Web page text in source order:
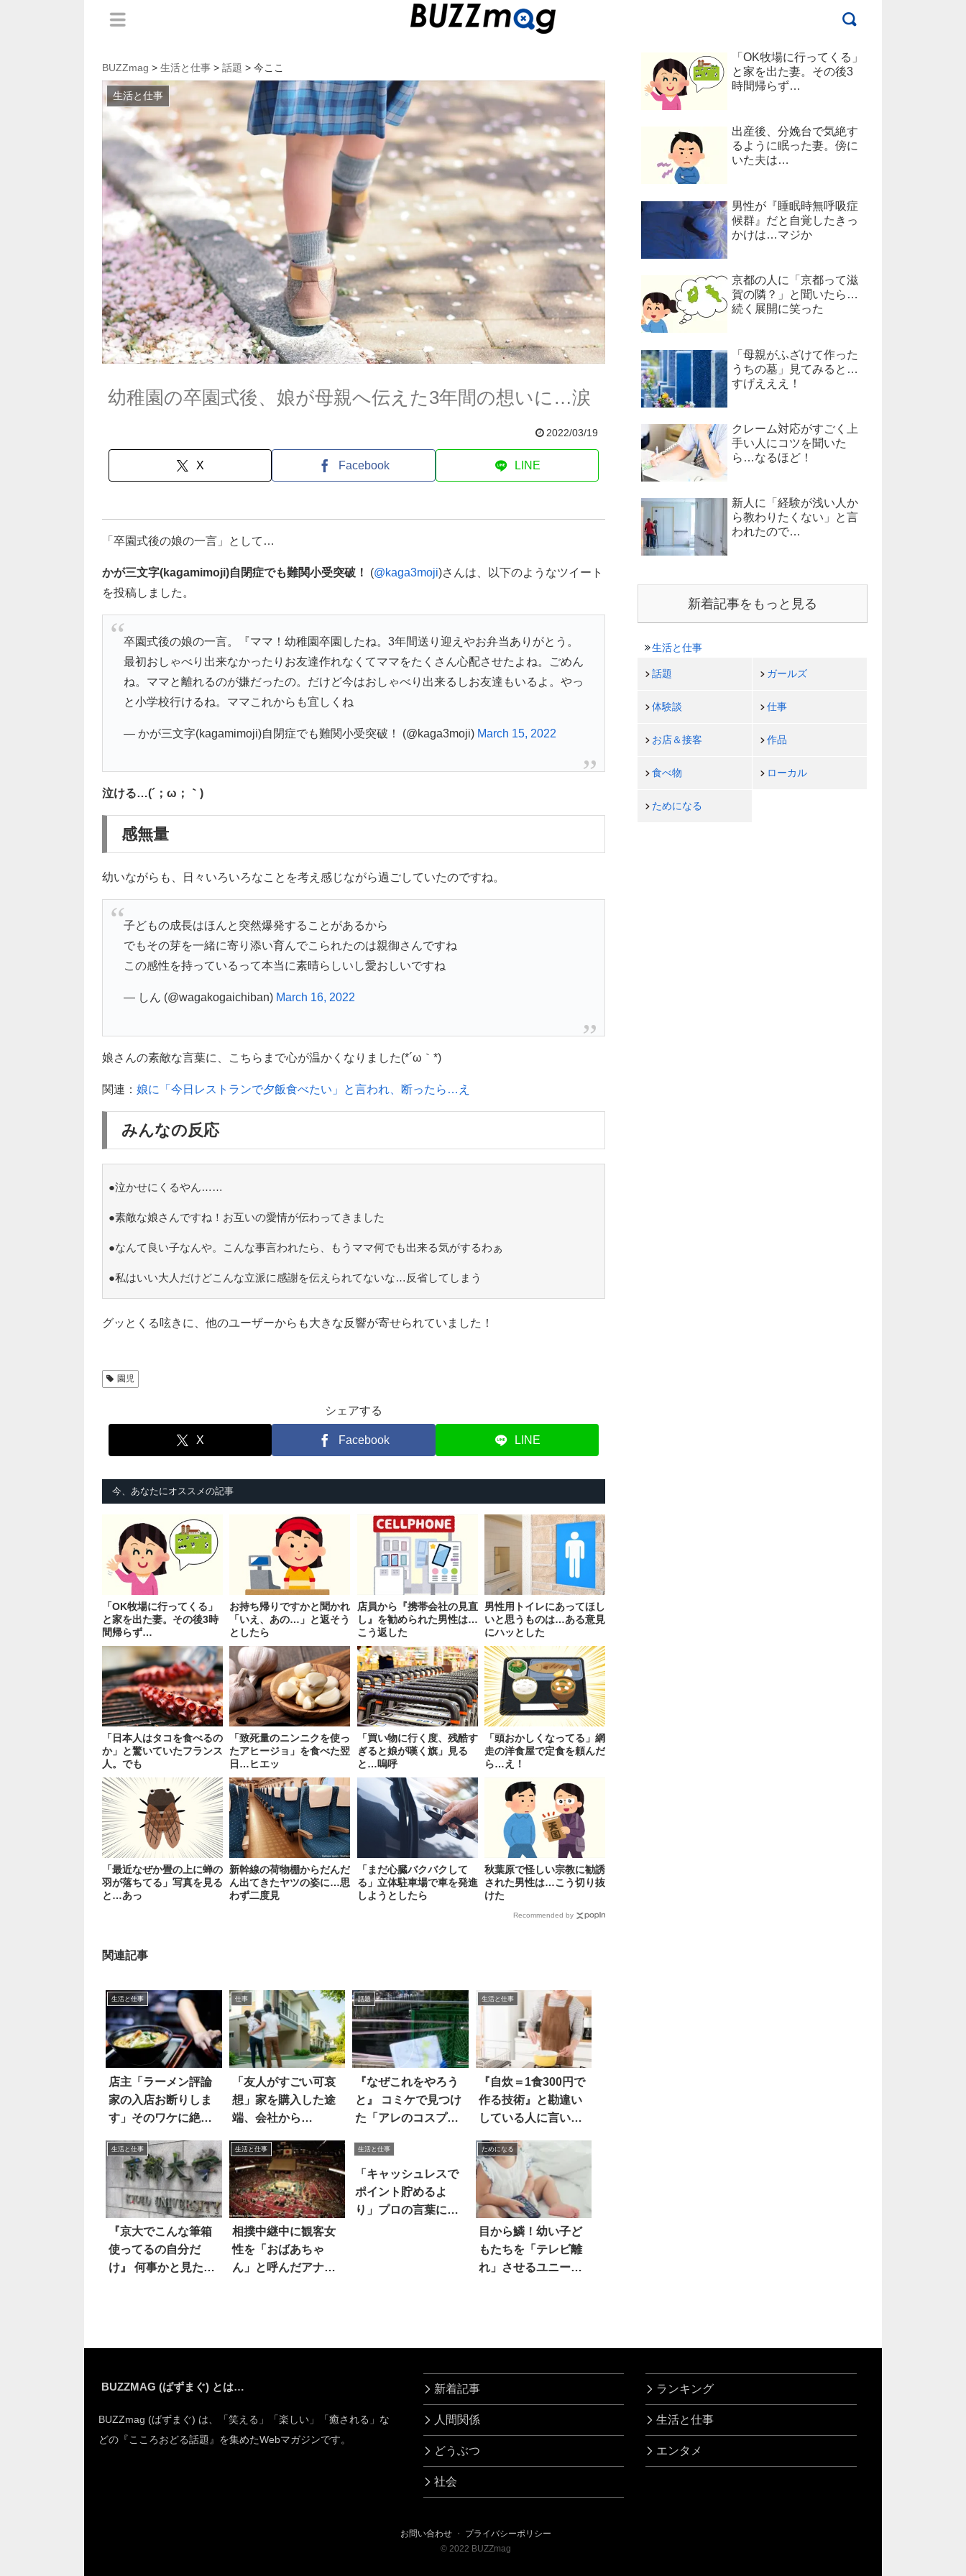
BUZZmag > 生活と仕事 > 話題 > 今ここ
生活と仕事
幼稚園の卒園式後、娘が母親へ伝えた3年間の想いに…涙
2022/03/19
X Facebook LINE
「卒園式後の娘の一言」として…
かが三文字(kagamimoji)自閉症でも難関小受突破！ (@kaga3moji)さんは、以下のようなツイート
を投稿しました。
卒園式後の娘の一言。『ママ！幼稚園卒園したね。3年間送り迎えやお弁当ありがとう。
最初おしゃべり出来なかったりお友達作れなくてママをたくさん心配させたよね。ごめん
ね。ママと離れるのが嫌だったの。だけど今はおしゃべり出来るしお友達もいるよ。やっ
と小学校行けるね。ママこれからも宜しくね
— かが三文字(kagamimoji)自閉症でも難関小受突破！ (@kaga3moji) March 15, 2022
泣ける…(´；ω；｀)
感無量
幼いながらも、日々いろいろなことを考え感じながら過ごしていたのですね。
子どもの成長はほんと突然爆発することがあるから
でもその芽を一緒に寄り添い育んでこられたのは親御さんですね
この感性を持っているって本当に素晴らしいし愛おしいですね
— しん (@wagakogaichiban) March 16, 2022
娘さんの素敵な言葉に、こちらまで心が温かくなりました(*´ω｀*)
関連： 娘に「今日レストランで夕飯食べたい」と言われ、断ったら…え
みんなの反応
●泣かせにくるやん……
●素敵な娘さんですね！お互いの愛情が伝わってきました
●なんて良い子なんや。こんな事言われたら、もうママ何でも出来る気がするわぁ
●私はいい大人だけどこんな立派に感謝を伝えられてないな…反省してしまう
グッとくる呟きに、他のユーザーからも大きな反響が寄せられていました！
園児
シェアする
X Facebook LINE
今、あなたにオススメの記事
「OK牧場に行ってくる」
と家を出た妻。その後3時
間帰らず…
お持ち帰りですかと聞かれ
「いえ、あの…」と返そう
としたら
店員から『携帯会社の見直
し』を勧められた男性は…
こう返した
男性用トイレにあってほし
いと思うものは…ある意見
にハッとした
「日本人はタコを食べるの
か」と驚いていたフランス
人。でも
「致死量のニンニクを使っ
たアヒージョ」を食べた翌
日…ヒエッ
「買い物に行く度、残酷す
ぎると娘が嘆く旗」見る
と…嗚呼
「頭おかしくなってる」網
走の洋食屋で定食を頼んだ
ら…え！
「最近なぜか畳の上に蝉の
羽が落ちてる」写真を見る
と…あっ
新幹線の荷物棚からだんだ
ん出てきたヤツの姿に…思
わず二度見
「まだ心臓バクバクして
る」立体駐車場で車を発進
しようとしたら
秋葉原で怪しい宗教に勧誘
された男性は…こう切り抜
けた
Recommended by
関連記事
生活と仕事
店主「ラーメン評論
家の入店お断りしま
す」そのワケに絶句
仕事
「友人がすごい可哀
想」家を購入した途
端、会社から…
話題
『なぜこれをやろう
と』 コミケで見つけ
た「アレのコスプ
た！
生活と仕事
『自炊＝1食300円で
作る技術』と勘違い
している人に言いた
生活と仕事
『京大でこんな筆箱
使ってるの自分だ
け』 何事かと見た
生活と仕事
相撲中継中に観客女
性を「おばあちゃ
ん」と呼んだアナ。
生活と仕事
「キャッシュレスで
ポイント貯めるよ
り」プロの言葉にハ
ためになる
目から鱗！幼い子ど
もたちを「テレビ離
れ」させるユニーク
「OK牧場に行ってくる」
と家を出た妻。その後3
時間帰らず…
出産後、分娩台で気絶す
るように眠った妻。傍に
いた夫は…
男性が『睡眠時無呼吸症
候群』だと自覚したきっ
かけは…マジか
京都の人に「京都って滋
賀の隣？」と聞いたら…
続く展開に笑った
「母親がふざけて作った
うちの墓」見てみると…
すげえええ！
クレーム対応がすごく上
手い人にコツを聞いた
ら…なるほど！
新人に「経験が浅い人か
ら教わりたくない」と言
われたので…
新着記事をもっと見る
生活と仕事
話題 ガールズ
体験談 仕事
お店＆接客 作品
食べ物 ローカル
ためになる
BUZZMAG (ばずまぐ) とは…
BUZZmag (ばずまぐ) は、「笑える」「楽しい」「癒される」な
どの『こころおどる話題』を集めたWebマガジンです。
新着記事
人間関係
どうぶつ
社会
ランキング
生活と仕事
エンタメ
お問い合わせ ・ プライバシーポリシー
© 2022 BUZZmag